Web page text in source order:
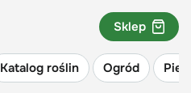
Katalog roślin Ogród
Sklep